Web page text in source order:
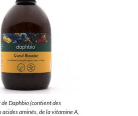
Daphbio (contient des
acides aminés, de la vitamine A,